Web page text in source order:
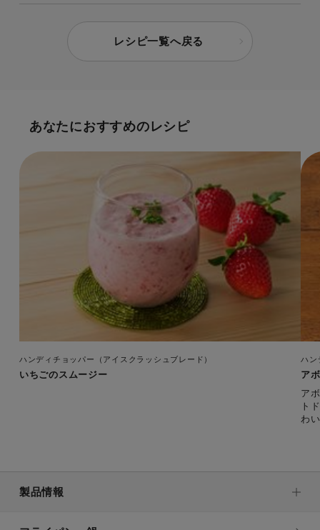
レシピ一覧へ戻る
あなたにおすすめのレシピ
ハンディチョッパー（アイスクラッシュブレード）
いちごのスムージー
ハン
ア
ア
ト
わ
製品情報